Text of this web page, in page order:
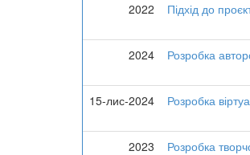
2022
Підхід до
2024
Розробка
15-лис-2024
Розробка
2023
Розробка